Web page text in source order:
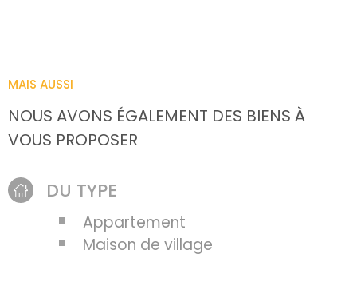
MAIS AUSSI
NOUS AVONS ÉGALEMENT DES BIENS À
VOUS PROPOSER
DU TYPE
Appartement
Maison de village